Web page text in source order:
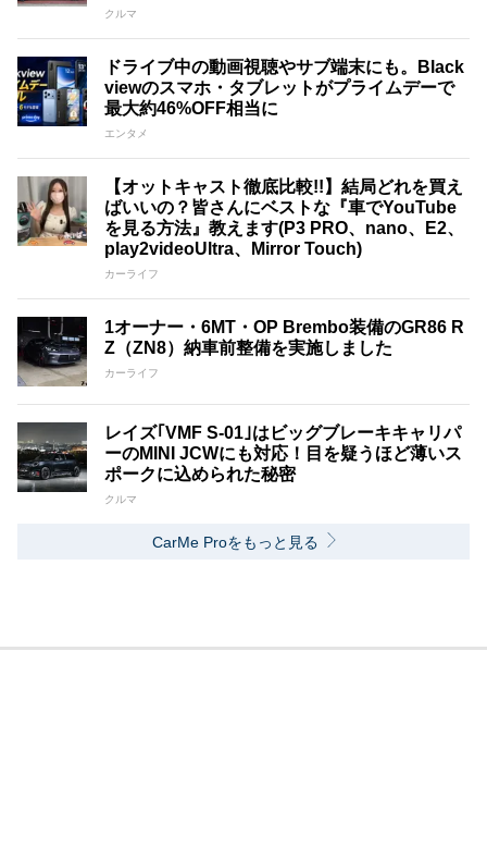
クルマ
ドライブ中の動画視聴やサブ端末にも。Black
viewのスマホ・タブレットがプライムデーで
最大約46%OFF相当に
エンタメ
【オットキャスト徹底比較!!】結局どれを買え
ばいいの？皆さんにベストな『車でYouTube
を見る方法』教えます(P3 PRO、nano、E2、
play2videoUltra、Mirror Touch)
カーライフ
1オーナー・6MT・OP Brembo装備のGR86 R
Z（ZN8）納車前整備を実施しました
カーライフ
レイズ｢VMF S-01｣はビッグブレーキキャリパ
ーのMINI JCWにも対応！目を疑うほど薄いス
ポークに込められた秘密
クルマ
CarMe Proをもっと見る